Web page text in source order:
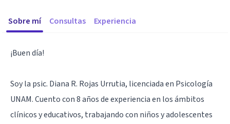
Sobre mí Consultas Experiencia
¡Buen día!
Soy la psic. Diana R. Rojas Urrutia, licenciada en Psicología
UNAM. Cuento con 8 años de experiencia en los ámbitos
clínicos y educativos, trabajando con niños y adolescentes